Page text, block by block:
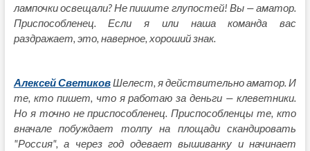
лампочки освещали? Не пишите глупостей! Вы — аматор.
Приспособленец. Если я или наша команда вас
раздражает, это, наверное, хороший знак.
Алексей СветиковШелест, я действительно аматор. И
те, кто пишет, что я работаю за деньги — клеветники.
Но я точно не приспособленец. Приспособленцы те, кто
вначале побуждает толпу на площади скандировать
"Россия", а через год одевает вышиванку и начинает